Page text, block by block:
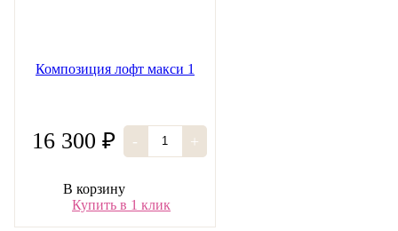
Композиция лофт макси 1
16 300 ₽ - +
В корзину
Купить в 1 клик